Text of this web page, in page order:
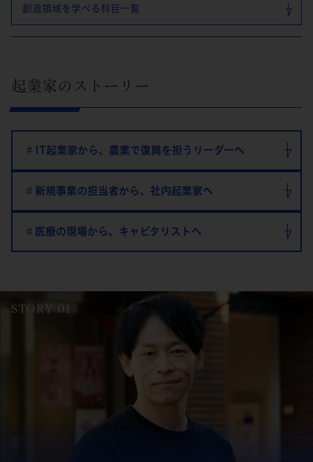
創造領域を学べる科目一覧
起業家のストーリー
IT起業家から、農業で復興を担うリーダーへ
新規事業の担当者から、社内起業家へ
医療の現場から、キャピタリストへ
STORY 01